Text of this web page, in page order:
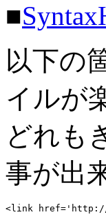
■
以下の
イルが
どれも
事が出
<link href='http://